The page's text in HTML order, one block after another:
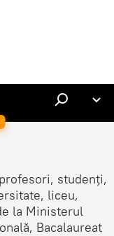
studenți,
liceu,
la Ministerul
Bacalaureat